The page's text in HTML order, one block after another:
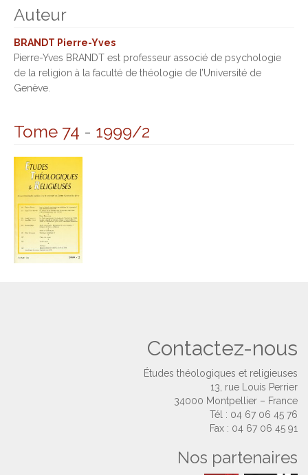
Auteur
BRANDT Pierre-Yves
Pierre-Yves BRANDT est professeur associé de psychologie
de la religion à la faculté de théologie de l’Université de
Genève.
Tome 74 - 1999/2
Contactez-nous
Études théologiques et religieuses
13, rue Louis Perrier
34000 Montpellier – France
Tél : 04 67 06 45 76
Fax : 04 67 06 45 91
Nos partenaires